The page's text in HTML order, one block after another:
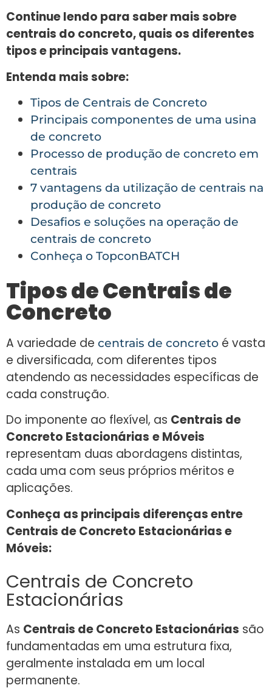
Continue lendo para saber mais sobre
centrais do concreto, quais os diferentes
tipos e principais vantagens.
Entenda mais sobre:
Tipos de Centrais de Concreto
Principais componentes de uma usina
de concreto
Processo de produção de concreto em
centrais
7 vantagens da utilização de centrais na
produção de concreto
Desafios e soluções na operação de
centrais de concreto
Conheça o TopconBATCH
Tipos de Centrais de
Concreto
A variedade de centrais de concreto é vasta
e diversificada, com diferentes tipos
atendendo as necessidades específicas de
cada construção.
Do imponente ao flexível, as Centrais de
Concreto Estacionárias e Móveis
representam duas abordagens distintas,
cada uma com seus próprios méritos e
aplicações.
Conheça as principais diferenças entre
Centrais de Concreto Estacionárias e
Móveis:
Centrais de Concreto
Estacionárias
As Centrais de Concreto Estacionárias são
fundamentadas em uma estrutura fixa,
geralmente instalada em um local
permanente.